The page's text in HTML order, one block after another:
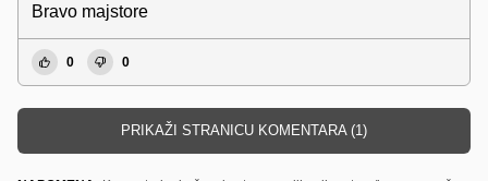
Bravo majstore
0 0
PRIKAŽI STRANICU KOMENTARA (1)